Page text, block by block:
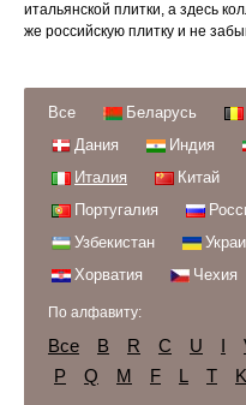
итальянской плитки, а здесь
же российскую плитку и не
Все Беларусь
Дания
Индия
Италия
Китай
Португалия
Узбекистан
Хорватия
Чехия
По алфавиту:
Все B R C U I
P
Q M F L T K